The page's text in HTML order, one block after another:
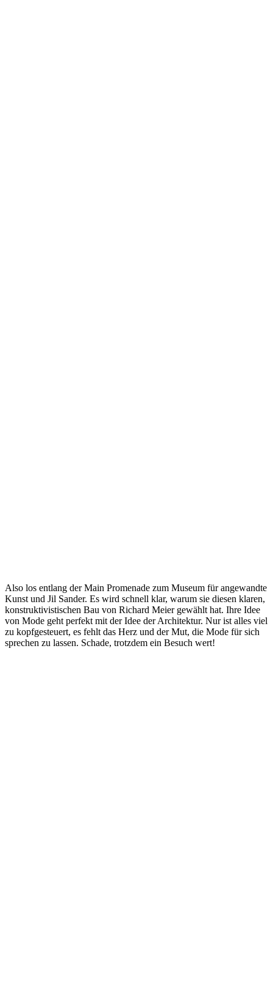
Also los entlang der Main Promenade zum Museum für angewandte
Kunst und Jil Sander. Es wird schnell klar, warum sie diesen klaren,
konstruktivistischen Bau von Richard Meier gewählt hat. Ihre Idee
von Mode geht perfekt mit der Idee der Architektur. Nur ist alles viel
zu kopfgesteuert, es fehlt das Herz und der Mut, die Mode für sich
sprechen zu lassen. Schade, trotzdem ein Besuch wert!